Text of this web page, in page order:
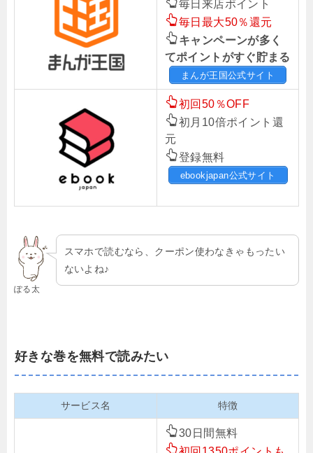
毎日来店ポイント
毎日最大50％還元
キャンペーンが多く
てポイントがすぐ貯まる
まんが王国公式サイト
初回50％OFF
初月10倍ポイント還
元
登録無料
ebookjapan公式サイト
ぽる太
スマホで読むなら、クーポン使わなきゃもったい
ないよね♪
好きな巻を無料で読みたい
サービス名 特徴
30日間無料